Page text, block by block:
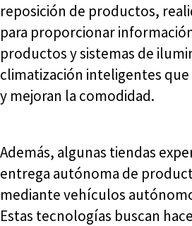
reposición de productos,
para proporcionar
productos y sistemas de
climatización inteligentes
y mejoran la comodidad.
Además, algunas tiendas
entrega autónoma de
mediante vehículos
Estas tecnologías buscan